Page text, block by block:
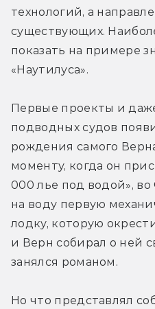
технологий, а
существующих.
показать на примере
«Наутилуса».
Первые проекты и
подводных судов
рождения самого
моменту, когда он
000 лье под водой»,
на воду первую
лодку, которую
и Верн собирал о ней
занялся романом.
Но что представлял